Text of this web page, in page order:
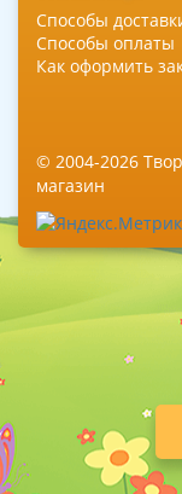
Способы
Способы оплаты
Как оформить
© 2004-2026
магазин